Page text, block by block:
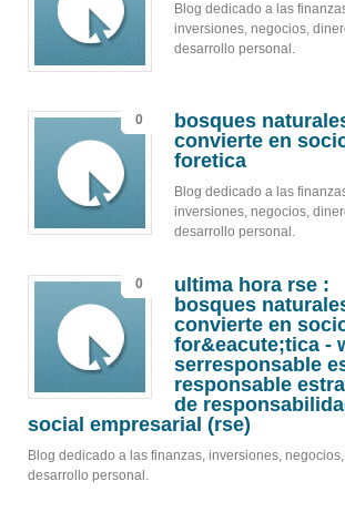
Blog dedicado a las
inversiones, negocios,
desarrollo personal.
0
bosques
convierte en
foretica
Blog dedicado a las
inversiones, negocios,
desarrollo personal.
0
ultima hora rse :
bosques
convierte en
for&eacute;tica -
serresponsable
responsable
de
social empresarial (rse)
Blog dedicado a las finanzas, inversiones, negocios,
desarrollo personal.